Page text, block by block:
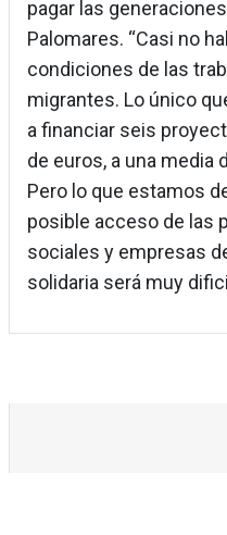
pagar las
Palomares. “Casi no
condiciones de las
migrantes. Lo único
a financiar seis
de euros, a una media
Pero lo que estamos
posible acceso de las
sociales y empresas
solidaria será muy